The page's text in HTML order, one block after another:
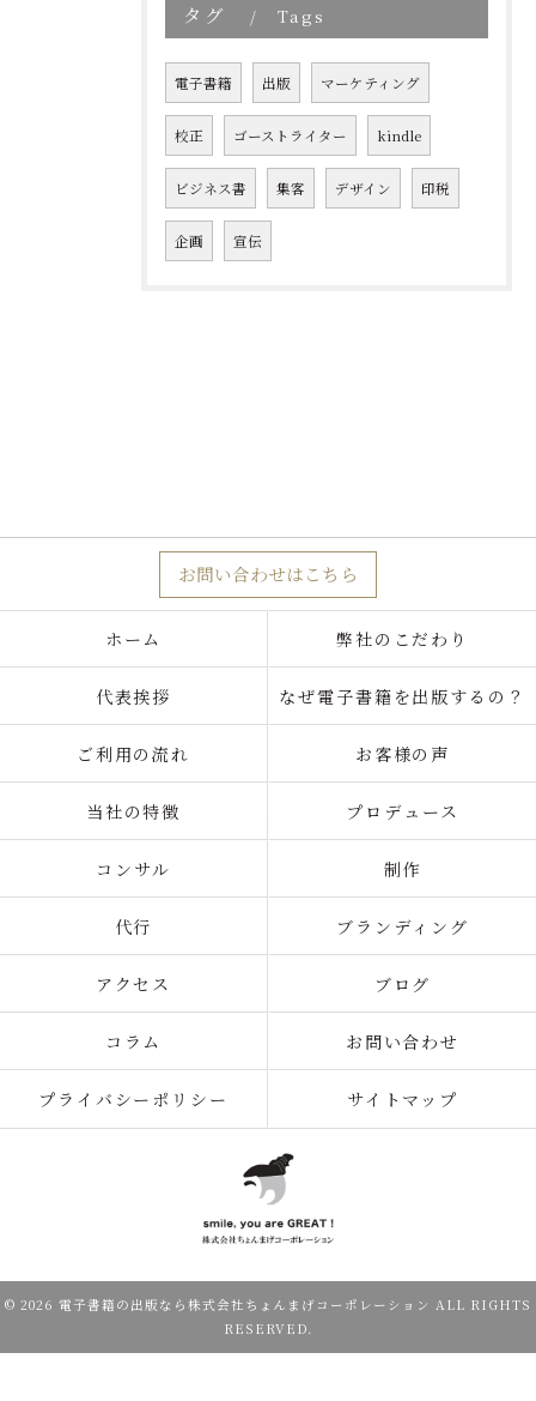
タグ Tags
電子書籍 出版 マーケティング
校正 ゴーストライター kindle
ビジネス書 集客 デザイン 印税
企画 宣伝
お問い合わせはこちら
ホーム 弊社のこだわり
代表挨拶 なぜ電子書籍を出版するの？
ご利用の流れ お客様の声
当社の特徴 プロデュース
コンサル 制作
代行 ブランディング
アクセス ブログ
コラム お問い合わせ
プライバシーポリシー サイトマップ
© 2026 電子書籍の出版なら株式会社ちょんまげコーポレーション ALL RIGHTS
RESERVED.